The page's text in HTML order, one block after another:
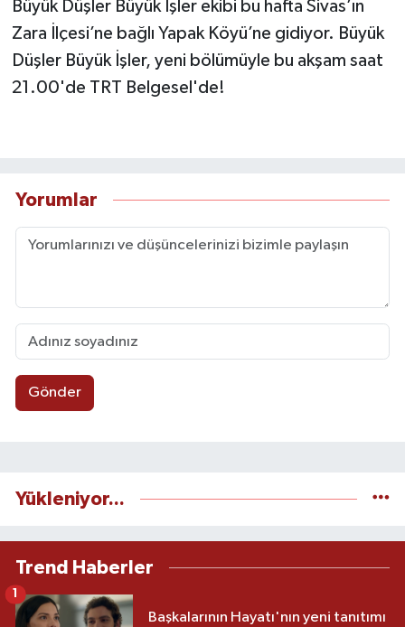
Büyük Düşler Büyük İşler ekibi bu hafta Sivas’ın
Zara İlçesi’ne bağlı Yapak Köyü’ne gidiyor. Büyük
Düşler Büyük İşler, yeni bölümüyle bu akşam saat
21.00'de TRT Belgesel'de!
Yorumlar
Gönder
Yükleniyor...
Trend Haberler
Başkalarının Hayatı'nın yeni tanıtımı
1